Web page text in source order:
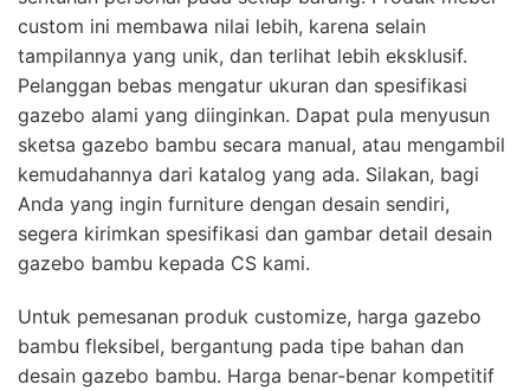
custom ini membawa nilai lebih, karena selain
tampilannya yang unik, dan terlihat lebih eksklusif.
Pelanggan bebas mengatur ukuran dan spesifikasi
gazebo alami yang diinginkan. Dapat pula menyusun
sketsa gazebo bambu secara manual, atau mengambil
kemudahannya dari katalog yang ada. Silakan, bagi
Anda yang ingin furniture dengan desain sendiri,
segera kirimkan spesifikasi dan gambar detail desain
gazebo bambu kepada CS kami.
Untuk pemesanan produk customize, harga gazebo
bambu fleksibel, bergantung pada tipe bahan dan
desain gazebo bambu. Harga benar-benar kompetitif